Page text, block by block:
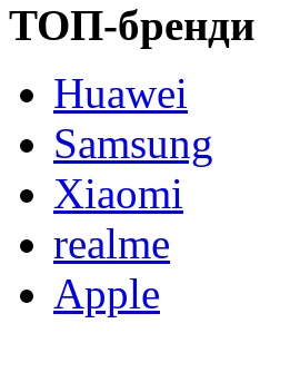
ТОП-бренди
Huawei
Samsung
Xiaomi
realme
Apple